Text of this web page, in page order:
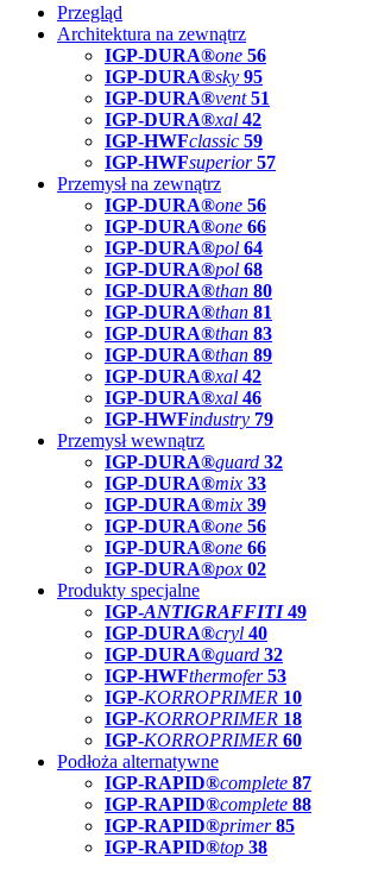
Przegląd
Architektura na zewnątrz
IGP-DURA®one 56
IGP-DURA®sky 95
IGP-DURA®vent 51
IGP-DURA®xal 42
IGP-HWFclassic 59
IGP-HWFsuperior 57
Przemysł na zewnątrz
IGP-DURA®one 56
IGP-DURA®one 66
IGP-DURA®pol 64
IGP-DURA®pol 68
IGP-DURA®than 80
IGP-DURA®than 81
IGP-DURA®than 83
IGP-DURA®than 89
IGP-DURA®xal 42
IGP-DURA®xal 46
IGP-HWFindustry 79
Przemysł wewnątrz
IGP-DURA®guard 32
IGP-DURA®mix 33
IGP-DURA®mix 39
IGP-DURA®one 56
IGP-DURA®one 66
IGP-DURA®pox 02
Produkty specjalne
IGP-ANTIGRAFFITI49
IGP-DURA®cryl 40
IGP-DURA®guard 32
IGP-HWFthermofer 53
IGP-KORROPRIMER 10
IGP-KORROPRIMER 18
IGP-KORROPRIMER 60
Podłoża alternatywne
IGP-RAPID®complete 87
IGP-RAPID®complete 88
IGP-RAPID®primer 85
IGP-RAPID®top 38